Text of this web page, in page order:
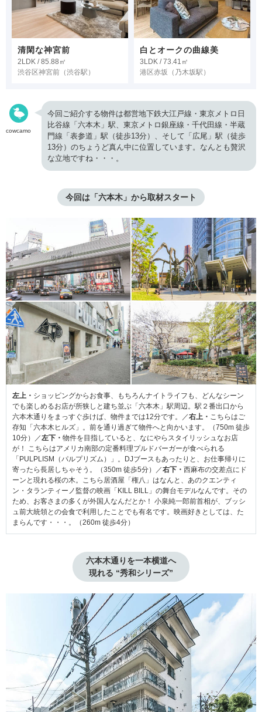
清閑な神宮前
2LDK / 85.88㎡
渋谷区神宮前 （渋谷駅）
白とオークの曲線美
3LDK / 73.41㎡
港区赤坂 （乃木坂駅）
cowcamo
今回ご紹介する物件は都営地下鉄大江戸線・東京メトロ日
比谷線「六本木」駅、東京メトロ銀座線・千代田線・半蔵
門線「表参道」駅（徒歩13分）、そして「広尾」駅（徒歩
13分）のちょうど真ん中に位置しています。なんとも贅沢
な立地ですね・・・。
今回は「六本木」から取材スタート
左上・ ショッピングからお食事、もちろんナイトライフも、どんなシーン
でも楽しめるお店が所狭しと建ち並ぶ「六本木」駅周辺。駅２番出口から
六本木通りをまっすぐ歩けば、物件までは12分です。／右上・ こちらはご
存知「六本木ヒルズ」。前を通り過ぎて物件へと向かいます。（750m 徒歩
10分）／左下・ 物件を目指していると、なにやらスタイリッシュなお店
が！ こちらはアメリカ南部の定番料理プルドバーガーが食べられる
「PULPLISM（パルプリズム）」。DJブースもあったりと、お仕事帰りに
寄ったら長居しちゃそう。（350m 徒歩5分）／右下・ 西麻布の交差点にド
ーンと現れる桜の木。こちら居酒屋「権八」はなんと、あのクエンティ
ン・タランティーノ監督の映画「KILL BILL」の舞台モデルなんです。その
ため、お客さまの多くが外国人なんだとか！ 小泉純一郎前首相が、ブッシ
ュ前大統領との会食で利用したことでも有名です。映画好きとしては、た
まらんです・・・。（260m 徒歩4分）
六本木通りを一本横道へ
現れる “秀和シリーズ”